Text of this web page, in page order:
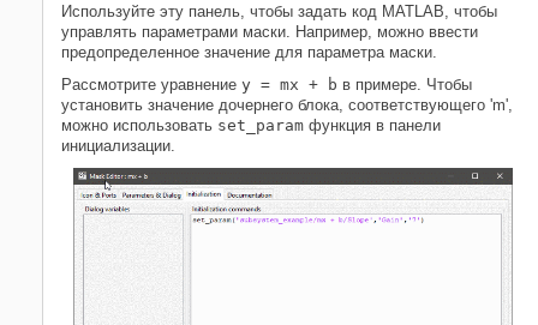
Используйте эту панель, чтобы задать код MATLAB, чтобы
управлять параметрами маски. Например, можно ввести
предопределенное значение для параметра маски.
Рассмотрите уравнение y = mx + b в примере. Чтобы
установить значение дочернего блока, соответствующего 'm',
можно использовать set_param функция в панели
инициализации.